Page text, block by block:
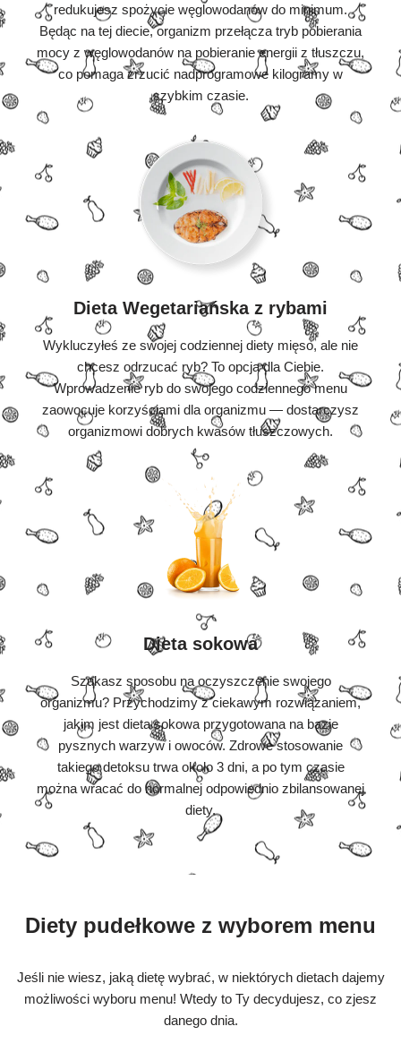
redukujesz spożycie węglowodanów do minimum.
Będąc na tej diecie, organizm przełącza tryb pobierania
mocy z węglowodanów na pobieranie energii z tłuszczu,
co pomaga zrzucić nadprogramowe kilogramy w
szybkim czasie.
Dieta Wegetariańska z rybami
Wykluczyłeś ze swojej codziennej diety mięso, ale nie
chcesz odrzucać ryb? To opcja dla Ciebie.
Wprowadzenie ryb do swojego codziennego menu
zaowocuje korzyściami dla organizmu — dostarczysz
organizmowi dobrych kwasów tłuszczowych.
Dieta sokowa
Szukasz sposobu na oczyszczenie swojego
organizmu? Przychodzimy z ciekawym rozwiązaniem,
jakim jest dieta sokowa przygotowana na bazie
pysznych warzyw i owoców. Zdrowe stosowanie
takiego detoksu trwa około 3 dni, a po tym czasie
można wracać do normalnej odpowiednio zbilansowanej
diety.
Diety pudełkowe z wyborem menu
Jeśli nie wiesz, jaką dietę wybrać, w niektórych dietach dajemy
możliwości wyboru menu! Wtedy to Ty decydujesz, co zjesz
danego dnia.